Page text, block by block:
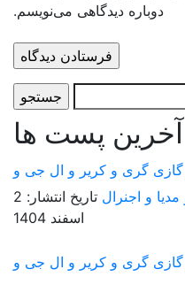
دوباره دیدگاهی می‌نویسم.
پست ها
گری و کریر و ال جی و
و اجنرال
تاریخ انتشار: 2
اسفند 1404
گری و کریر و ال جی و